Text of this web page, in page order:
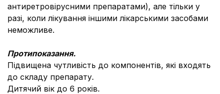
антиретровірусними препаратами), але тільки у
разі, коли лікування іншими лікарськими засобами
неможливе.
Протипоказання.
Підвищена чутливість до компонентів, які входять
до складу препарату.
Дитячий вік до 6 років.